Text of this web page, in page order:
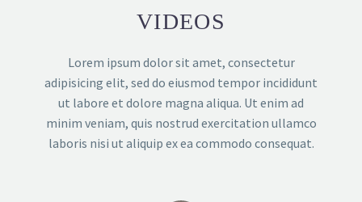
VIDEOS
Lorem ipsum dolor sit amet, consectetur
adipisicing elit, sed do eiusmod tempor incididunt
ut labore et dolore magna aliqua. Ut enim ad
minim veniam, quis nostrud exercitation ullamco
laboris nisi ut aliquip ex ea commodo consequat.